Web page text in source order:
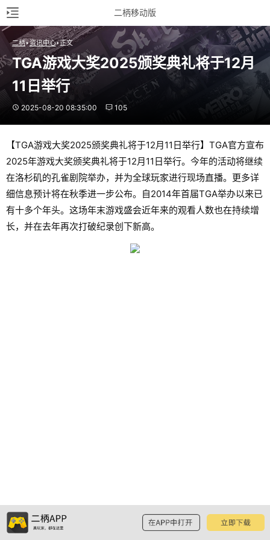
二柄移动版
二柄 资讯中心 正文
TGA游戏大奖2025颁奖典礼将于12月
11日举行
2025-08-20 08:35:00 105
【TGA游戏大奖2025颁奖典礼将于12月11日举行】TGA官方宣布
2025年游戏大奖颁奖典礼将于12月11日举行。今年的活动将继续
在洛杉矶的孔雀剧院举办，并为全球玩家进行现场直播。更多详
细信息预计将在秋季进一步公布。自2014年首届TGA举办以来已
有十多个年头。这场年末游戏盛会近年来的观看人数也在持续增
长，并在去年再次打破纪录创下新高。